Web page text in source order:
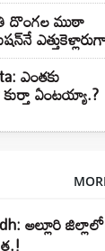
దొంగల ముఠా
ఎంతకు
ఏంటయ్యా.?
అల్లూరి జిల్లాలో